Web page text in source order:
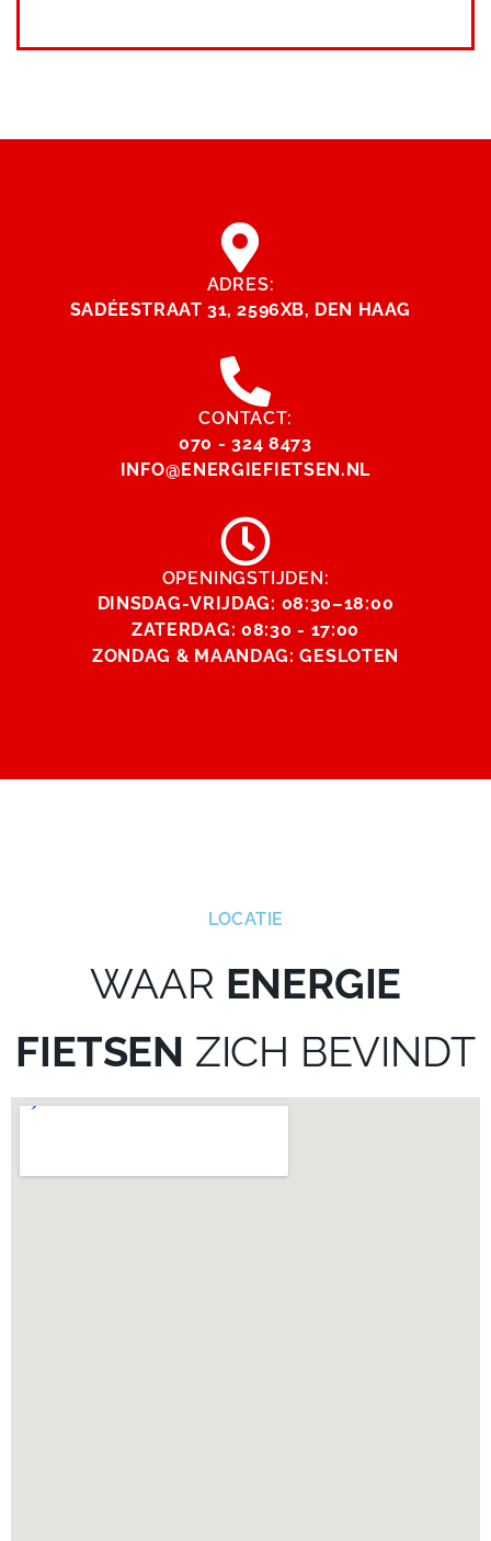
ADRES:
SADÉESTRAAT 31, 2596XB, DEN HAAG
CONTACT:
070 - 324 8473
INFO@ENERGIEFIETSEN.NL
OPENINGSTIJDEN:
DINSDAG-VRIJDAG: 08:30–18:00
ZATERDAG: 08:30 - 17:00
ZONDAG & MAANDAG: GESLOTEN
LOCATIE
WAAR ENERGIE
FIETSEN ZICH BEVINDT